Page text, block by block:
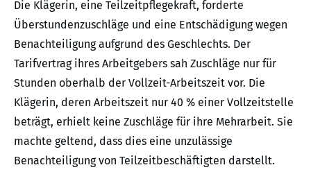
Die Klägerin, eine Teilzeitpflegekraft, forderte
Überstundenzuschläge und eine Entschädigung wegen
Benachteiligung aufgrund des Geschlechts. Der
Tarifvertrag ihres Arbeitgebers sah Zuschläge nur für
Stunden oberhalb der Vollzeit-Arbeitszeit vor. Die
Klägerin, deren Arbeitszeit nur 40 % einer Vollzeitstelle
beträgt, erhielt keine Zuschläge für ihre Mehrarbeit. Sie
machte geltend, dass dies eine unzulässige
Benachteiligung von Teilzeitbeschäftigten darstellt.